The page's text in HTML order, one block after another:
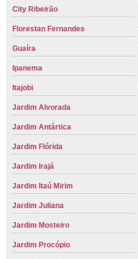
City Ribeirão
Florestan Fernandes
Guaíra
Ipanema
Itajobi
Jardim Alvorada
Jardim Antártica
Jardim Flórida
Jardim Irajá
Jardim Itaú Mirim
Jardim Juliana
Jardim Mosteiro
Jardim Procópio